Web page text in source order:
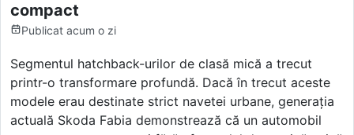
compact
Publicat acum o zi
Segmentul hatchback-urilor de clasă mică a trecut
printr-o transformare profundă. Dacă în trecut aceste
modele erau destinate strict navetei urbane, generația
actuală Skoda Fabia demonstrează că un automobil